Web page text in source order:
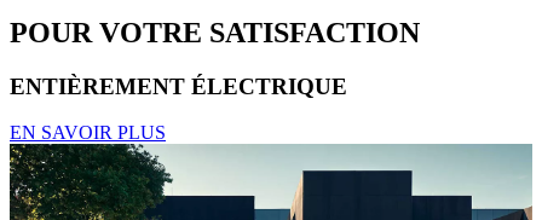
POUR VOTRE SATISFACTION
ENTIÈREMENT ÉLECTRIQUE
EN SAVOIR PLUS